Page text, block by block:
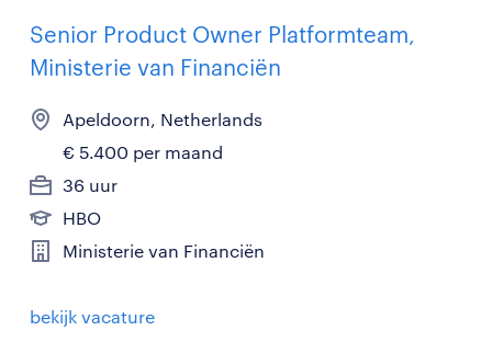
Senior Product Owner Platformteam,
Ministerie van Financiën
Apeldoorn, Netherlands
€ 5.400 per maand
36 uur
HBO
Ministerie van Financiën
bekijk vacature